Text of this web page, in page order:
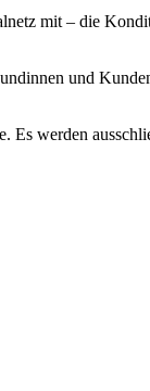
mit – die
und
Es werden